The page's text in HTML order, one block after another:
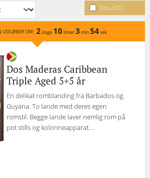
Tilbud (1)
UDLØBER OM: 2 dage 10 timer3 min 54sek
Dos Maderas Caribbean
Triple Aged 5+5 år
En delikat romblanding fra Barbados og
Guyana. To lande med deres egen
romstil. Begge lande laver nemlig rom på
pot stills og kolonneapparat....